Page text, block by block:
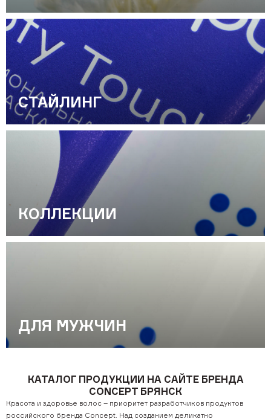
+7 (495) 937-69-32
СТАЙЛИНГ
КОЛЛЕКЦИИ
ДЛЯ МУЖЧИН
КАТАЛОГ ПРОДУКЦИИ НА САЙТЕ БРЕНДА
CONCEPT БРЯНСК
Красота и здоровье волос – приоритет разработчиков продуктов
российского бренда Concept. Над созданием деликатно